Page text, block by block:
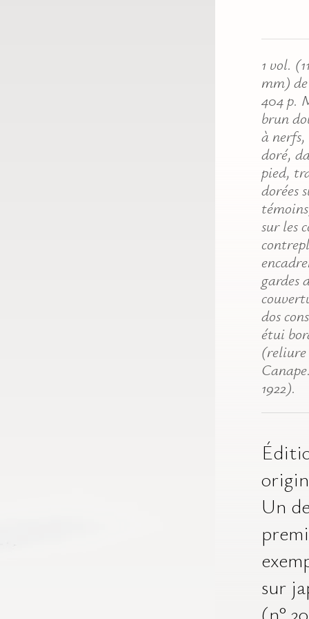
1 vol.
mm)
404 p.
brun
à
doré,
pied,
dorées
sur les
gardes
dos
étui
(reliure
1922).
Un
sur
(n°